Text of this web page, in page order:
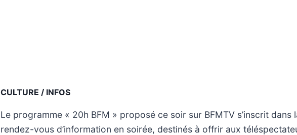
CULTURE / INFOS
Le programme « 20h BFM » proposé ce soir sur BFMTV s’inscrit dans
rendez-vous d’information en soirée, destinés à offrir aux